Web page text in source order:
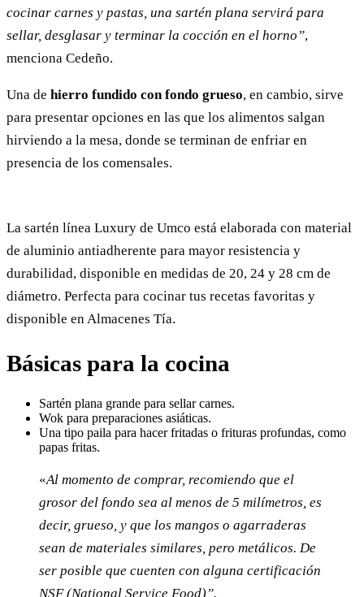
cocinar carnes y pastas, una sartén plana servirá para
sellar, desglasar y terminar la cocción en el horno”,
menciona Cedeño.
Una de hierro fundido con fondo grueso, en cambio, sirve
para presentar opciones en las que los alimentos salgan
hirviendo a la mesa, donde se terminan de enfriar en
presencia de los comensales.
La sartén línea Luxury de Umco está elaborada con material
de aluminio antiadherente para mayor resistencia y
durabilidad, disponible en medidas de 20, 24 y 28 cm de
diámetro. Perfecta para cocinar tus recetas favoritas y
disponible en Almacenes Tía.
Básicas para la cocina
Sartén plana grande para sellar carnes.
Wok para preparaciones asiáticas.
Una tipo paila para hacer fritadas o frituras profundas, como
papas fritas.
«Al momento de comprar, recomiendo que el
grosor del fondo sea al menos de 5 milímetros, es
decir, grueso, y que los mangos o agarraderas
sean de materiales similares, pero metálicos. De
ser posible que cuenten con alguna certificación
NSF (National Service Food)”.